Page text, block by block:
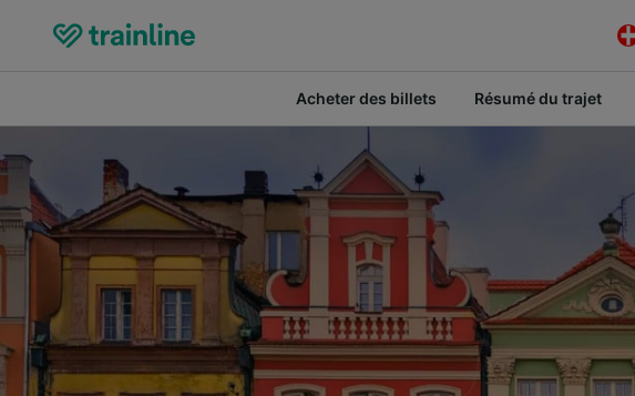
Acheter des billets Résumé du trajet